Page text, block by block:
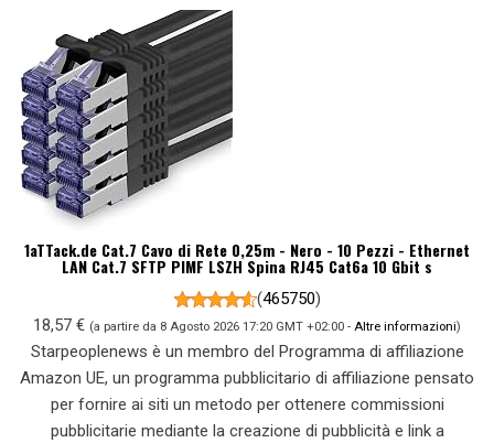
1aTTack.de Cat.7 Cavo di Rete 0,25m - Nero - 10 Pezzi - Ethernet
LAN Cat.7 SFTP PIMF LSZH Spina RJ45 Cat6a 10 Gbit s
(465750)
18,57 € (a partire da 8 Agosto 2026 17:20 GMT +02:00 - Altre informazioni)
Starpeoplenews è un membro del Programma di affiliazione
Amazon UE, un programma pubblicitario di affiliazione pensato
per fornire ai siti un metodo per ottenere commissioni
pubblicitarie mediante la creazione di pubblicità e link a